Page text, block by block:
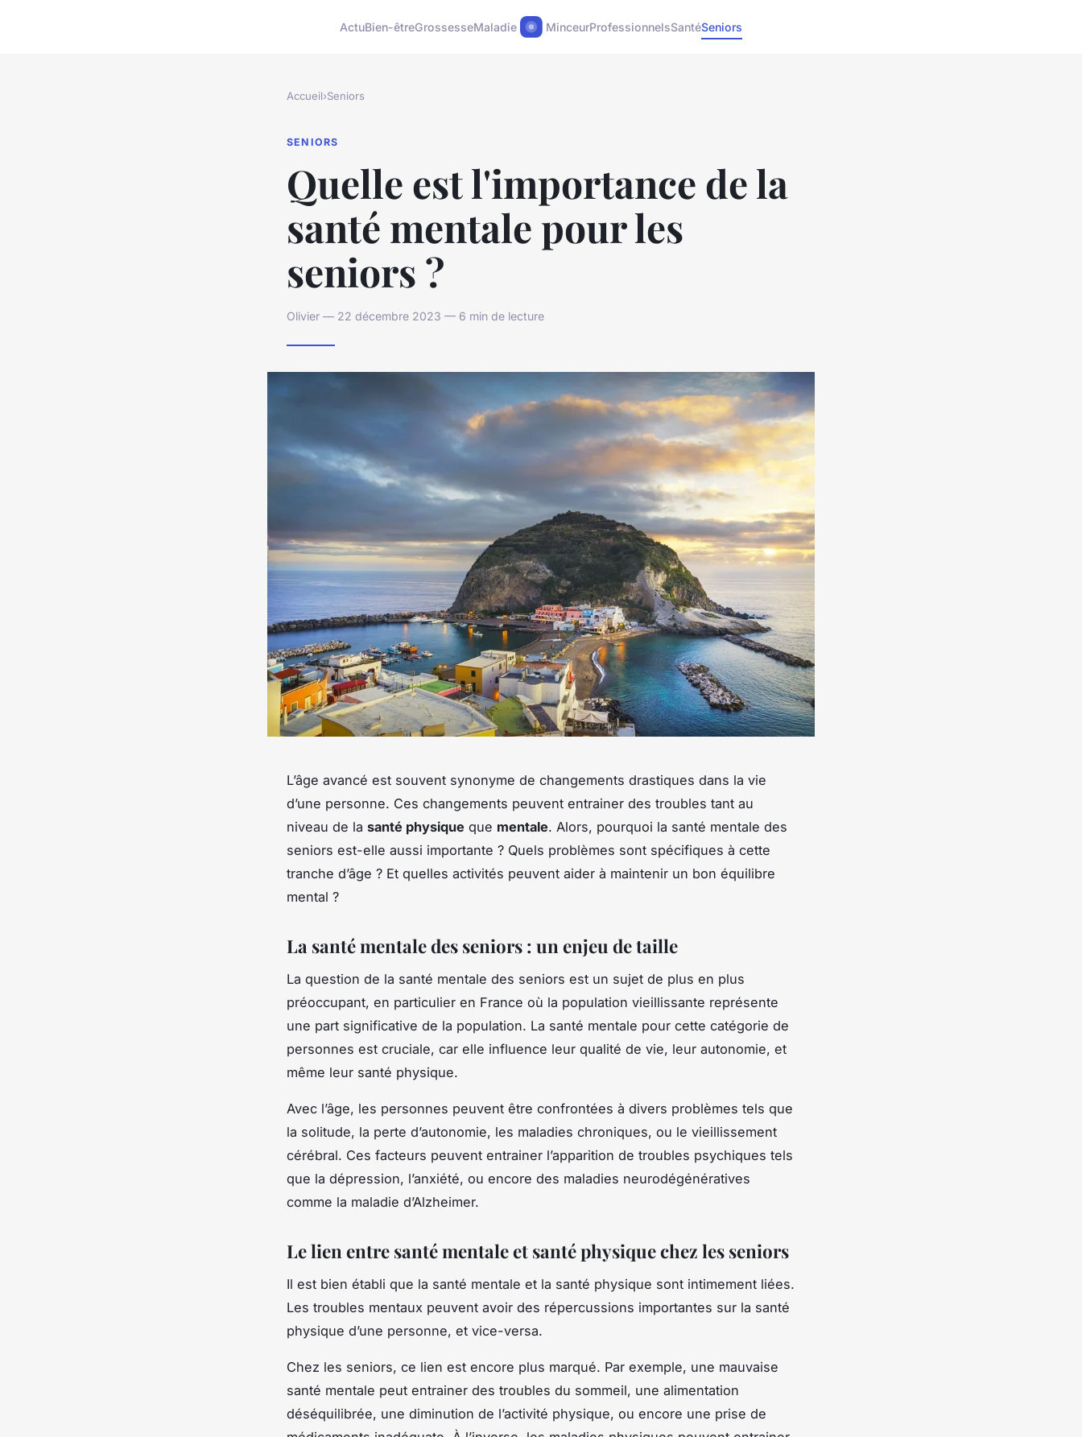
ActuBien-êtreGrossesseMaladie MinceurProfessionnelsSantéSeniors
Accueil›Seniors
SENIORS
Quelle est l'importance de la
santé mentale pour les
seniors ?
Olivier — 22 décembre 2023 — 6 min de lecture
L’âge avancé est souvent synonyme de changements drastiques dans la vie
d’une personne. Ces changements peuvent entrainer des troubles tant au
niveau de la santé physique que mentale. Alors, pourquoi la santé mentale des
seniors est-elle aussi importante ? Quels problèmes sont spécifiques à cette
tranche d’âge ? Et quelles activités peuvent aider à maintenir un bon équilibre
mental ?
La santé mentale des seniors : un enjeu de taille
La question de la santé mentale des seniors est un sujet de plus en plus
préoccupant, en particulier en France où la population vieillissante représente
une part significative de la population. La santé mentale pour cette catégorie de
personnes est cruciale, car elle influence leur qualité de vie, leur autonomie, et
même leur santé physique.
Avec l’âge, les personnes peuvent être confrontées à divers problèmes tels que
la solitude, la perte d’autonomie, les maladies chroniques, ou le vieillissement
cérébral. Ces facteurs peuvent entrainer l’apparition de troubles psychiques tels
que la dépression, l’anxiété, ou encore des maladies neurodégénératives
comme la maladie d’Alzheimer.
Le lien entre santé mentale et santé physique chez les seniors
Il est bien établi que la santé mentale et la santé physique sont intimement liées.
Les troubles mentaux peuvent avoir des répercussions importantes sur la santé
physique d’une personne, et vice-versa.
Chez les seniors, ce lien est encore plus marqué. Par exemple, une mauvaise
santé mentale peut entrainer des troubles du sommeil, une alimentation
déséquilibrée, une diminution de l’activité physique, ou encore une prise de